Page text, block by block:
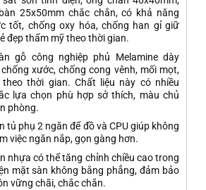
25x50mm chắc chắn, có khả năng
tốt, chống oxy hóa, chống han gỉ giữ
đẹp thẩm mỹ theo thời gian.
gỗ công nghiệp phủ Melamine dày
xước, chống cong vênh, mối mọt,
theo thời gian. Chất liệu này có nhiều
lựa chọn phù hợp sở thích, màu chủ
phòng.
tủ phụ 2 ngăn để đồ và CPU giúp không
việc ngăn nắp, gọn gàng hơn.
nhựa có thể tăng chỉnh chiều cao trong
mặt sàn không bằng phẳng, đảm bảo
vững chãi, chắc chắn.